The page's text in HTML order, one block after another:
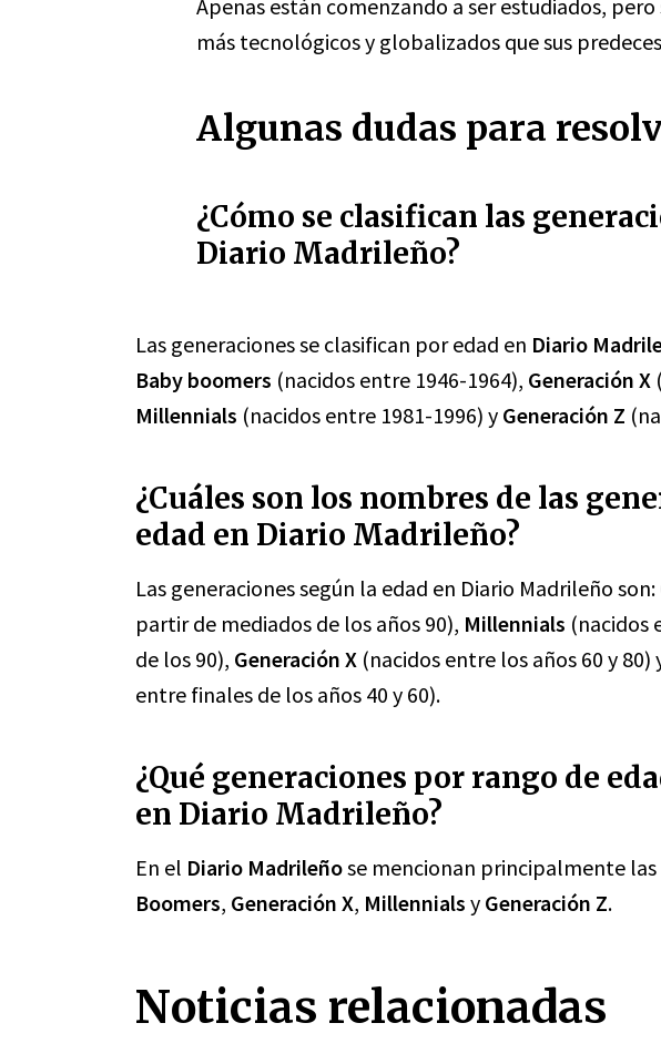
Apenas están comenzando a ser estudiados,
más tecnológicos y globalizados que sus
Algunas dudas para
¿Cómo se clasifican las
Diario Madrileño?
Las generaciones se clasifican por edad en Diario
Baby boomers (nacidos entre 1946-1964), Generación X
Millennials (nacidos entre 1981-1996) y Generación Z
¿Cuáles son los nombres de las
edad en Diario Madrileño?
Las generaciones según la edad en Diario Madrileño son:
partir de mediados de los años 90), Millennials (nacidos
de los 90), Generación X (nacidos entre los años 60 y 80)
entre finales de los años 40 y 60).
¿Qué generaciones por rango de
en Diario Madrileño?
En el Diario Madrileñose mencionan principalmente las
Boomers, Generación X, Millennials y Generación Z.
Noticias relacionadas